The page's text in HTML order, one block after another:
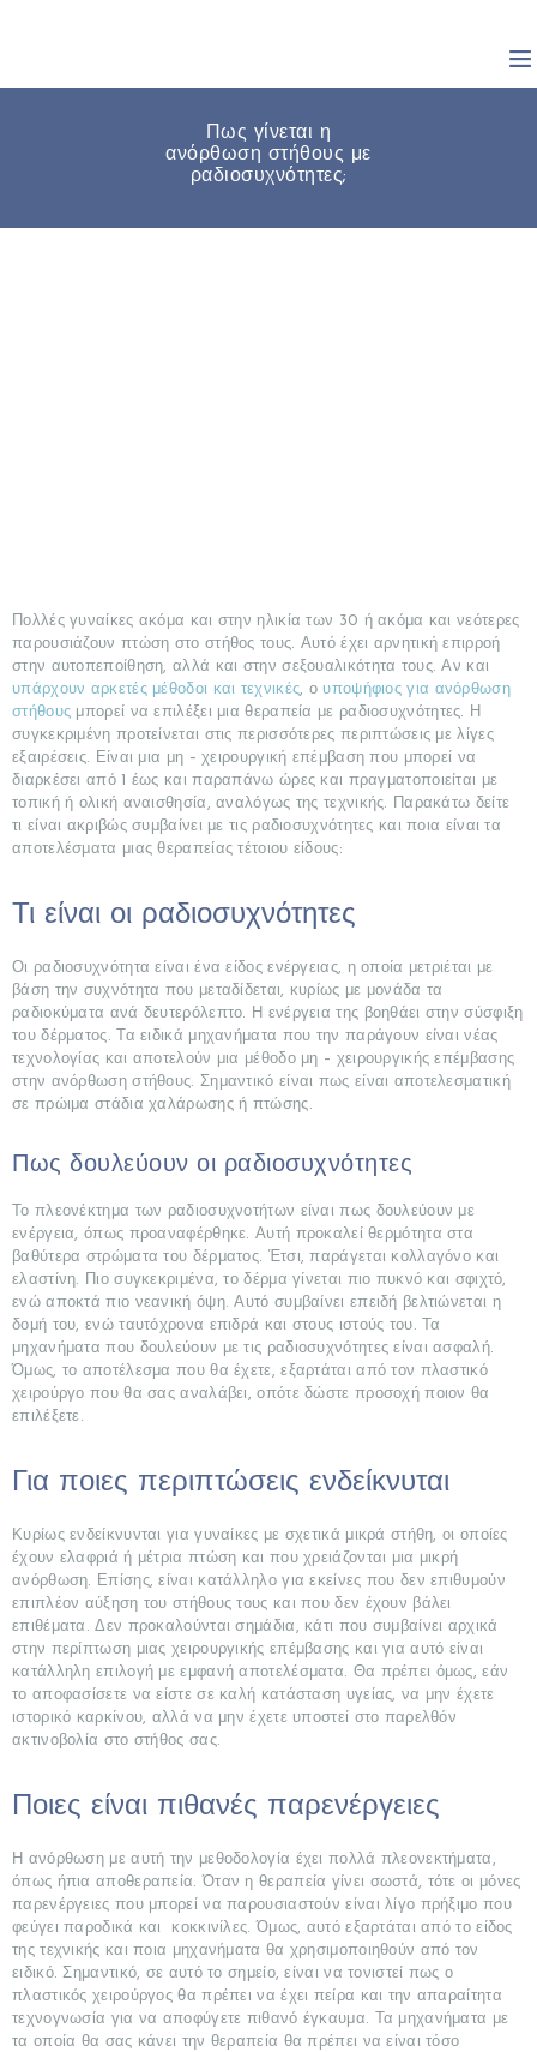
Πως γίνεται η
ανόρθωση στήθους με
ραδιοσυχνότητες;
ΑΡΧΙΚΉ
ΣΧΕΤΙΚΆ
ΜΕ
ΕΜΆΣ
ΓΝΩΡΊΣΤΕ
ΓΙΑΤΡΟΎΣ
ΜΑΣ
BLOG
ΔΙΑΦΗΜΙΣΤΕΊΤΕ
Πολλές γυναίκες ακόμα και στην ηλικία των 30 ή ακόμα και νεότερες
παρουσιάζουν πτώση στο στήθος τους. Αυτό έχει αρνητική επιρροή
στην αυτοπεποίθηση, αλλά και στην σεξουαλικότητα τους. Αν και
υπάρχουν αρκετές μέθοδοι και τεχνικές, ο υποψήφιος για ανόρθωση
στήθους μπορεί να επιλέξει μια θεραπεία με ραδιοσυχνότητες. Η
συγκεκριμένη προτείνεται στις περισσότερες περιπτώσεις με λίγες
εξαιρέσεις. Είναι μια μη – χειρουργική επέμβαση που μπορεί να
διαρκέσει από 1 έως και παραπάνω ώρες και πραγματοποιείται με
τοπική ή ολική αναισθησία, αναλόγως της τεχνικής. Παρακάτω δείτε
τι είναι ακριβώς συμβαίνει με τις ραδιοσυχνότητες και ποια είναι τα
αποτελέσματα μιας θεραπείας τέτοιου είδους:
Τι είναι οι ραδιοσυχνότητες
Οι ραδιοσυχνότητα είναι ένα είδος ενέργειας, η οποία μετριέται με
βάση την συχνότητα που μεταδίδεται, κυρίως με μονάδα τα
ραδιοκύματα ανά δευτερόλεπτο. Η ενέργεια της βοηθάει στην σύσφιξη
του δέρματος. Τα ειδικά μηχανήματα που την παράγουν είναι νέας
τεχνολογίας και αποτελούν μια μέθοδο μη – χειρουργικής επέμβασης
στην ανόρθωση στήθους. Σημαντικό είναι πως είναι αποτελεσματική
σε πρώιμα στάδια χαλάρωσης ή πτώσης.
Πως δουλεύουν οι ραδιοσυχνότητες
Το πλεονέκτημα των ραδιοσυχνοτήτων είναι πως δουλεύουν με
ενέργεια, όπως προαναφέρθηκε. Αυτή προκαλεί θερμότητα στα
βαθύτερα στρώματα του δέρματος. Έτσι, παράγεται κολλαγόνο και
ελαστίνη. Πιο συγκεκριμένα, το δέρμα γίνεται πιο πυκνό και σφιχτό,
ενώ αποκτά πιο νεανική όψη. Αυτό συμβαίνει επειδή βελτιώνεται η
δομή του, ενώ ταυτόχρονα επιδρά και στους ιστούς του. Τα
μηχανήματα που δουλεύουν με τις ραδιοσυχνότητες είναι ασφαλή.
Όμως, το αποτέλεσμα που θα έχετε, εξαρτάται από τον πλαστικό
χειρούργο που θα σας αναλάβει, οπότε δώστε προσοχή ποιον θα
επιλέξετε.
Για ποιες περιπτώσεις ενδείκνυται
Κυρίως ενδείκνυνται για γυναίκες με σχετικά μικρά στήθη, οι οποίες
έχουν ελαφριά ή μέτρια πτώση και που χρειάζονται μια μικρή
ανόρθωση. Επίσης, είναι κατάλληλο για εκείνες που δεν επιθυμούν
επιπλέον αύξηση του στήθους τους και που δεν έχουν βάλει
επιθέματα. Δεν προκαλούνται σημάδια, κάτι που συμβαίνει αρχικά
στην περίπτωση μιας χειρουργικής επέμβασης και για αυτό είναι
κατάλληλη επιλογή με εμφανή αποτελέσματα. Θα πρέπει όμως, εάν
το αποφασίσετε να είστε σε καλή κατάσταση υγείας, να μην έχετε
ιστορικό καρκίνου, αλλά να μην έχετε υποστεί στο παρελθόν
ακτινοβολία στο στήθος σας.
Ποιες είναι πιθανές παρενέργειες
Η ανόρθωση με αυτή την μεθοδολογία έχει πολλά πλεονεκτήματα,
όπως ήπια αποθεραπεία. Όταν η θεραπεία γίνει σωστά, τότε οι μόνες
παρενέργειες που μπορεί να παρουσιαστούν είναι λίγο πρήξιμο που
φεύγει παροδικά και κοκκινίλες. Όμως, αυτό εξαρτάται από το είδος
της τεχνικής και ποια μηχανήματα θα χρησιμοποιηθούν από τον
ειδικό. Σημαντικό, σε αυτό το σημείο, είναι να τονιστεί πως ο
πλαστικός χειρούργος θα πρέπει να έχει πείρα και την απαραίτητα
τεχνογνωσία για να αποφύγετε πιθανό έγκαυμα. Τα μηχανήματα με
τα οποία θα σας κάνει την θεραπεία θα πρέπει να είναι τόσο